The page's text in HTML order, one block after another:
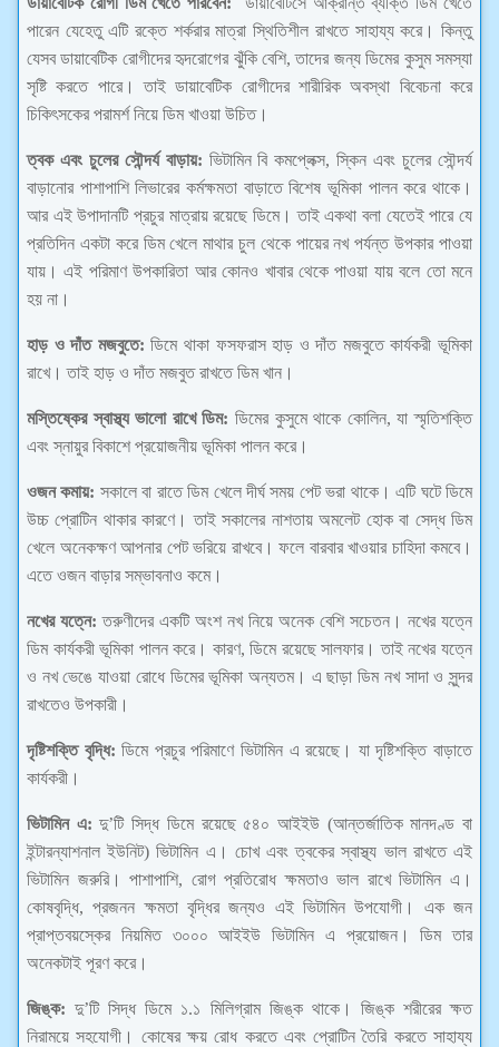
পারেন যেহেতু এটি রক্তে শর্করার মাত্রা স্থিতিশীল রাখতে সাহায্য করে। কিন্তু
যেসব ডায়াবেটিক রোগীদের হৃদরোগের ঝুঁকি বেশি, তাদের জন্য ডিমের কুসুম সমস্যা
সৃষ্টি করতে পারে। তাই ডায়াবেটিক রোগীদের শারীরিক অবস্থা বিবেচনা করে
চিকিৎসকের পরামর্শ নিয়ে ডিম খাওয়া উচিত।
ত্বক এবং চুলের সৌন্দর্য বাড়ায়: ভিটামিন বি কমপ্লেক্স, স্কিন এবং চুলের সৌন্দর্য
বাড়ানোর পাশাপাশি লিভারের কর্মক্ষমতা বাড়াতে বিশেষ ভূমিকা পালন করে থাকে।
আর এই উপাদানটি প্রচুর মাত্রায় রয়েছে ডিমে। তাই একথা বলা যেতেই পারে যে
প্রতিদিন একটা করে ডিম খেলে মাথার চুল থেকে পায়ের নখ পর্যন্ত উপকার পাওয়া
যায়। এই পরিমাণ উপকারিতা আর কোনও খাবার থেকে পাওয়া যায় বলে তো মনে
হয় না।
হাড় ও দাঁত মজবুতে: ডিমে থাকা ফসফরাস হাড় ও দাঁত মজবুতে কার্যকরী ভূমিকা
রাখে। তাই হাড় ও দাঁত মজবুত রাখতে ডিম খান।
মস্তিষ্কের স্বাস্থ্য ভালো রাখে ডিম: ডিমের কুসুমে থাকে কোলিন, যা স্মৃতিশক্তি
এবং স্নায়ুর বিকাশে প্রয়োজনীয় ভূমিকা পালন করে।
ওজন কমায়: সকালে বা রাতে ডিম খেলে দীর্ঘ সময় পেট ভরা থাকে। এটি ঘটে ডিমে
উচ্চ প্রোটিন থাকার কারণে। তাই সকালের নাশতায় অমলেট হোক বা সেদ্ধ ডিম
খেলে অনেকক্ষণ আপনার পেট ভরিয়ে রাখবে। ফলে বারবার খাওয়ার চাহিদা কমবে।
এতে ওজন বাড়ার সম্ভাবনাও কমে।
নখের যত্নে:তরুণীদের একটি অংশ নখ নিয়ে অনেক বেশি সচেতন। নখের যত্নে
ডিম কার্যকরী ভূমিকা পালন করে। কারণ, ডিমে রয়েছে সালফার। তাই নখের যত্নে
ও নখ ভেঙে যাওয়া রোধে ডিমের ভূমিকা অন্যতম। এ ছাড়া ডিম নখ সাদা ও সুন্দর
রাখতেও উপকারী।
দৃষ্টিশক্তি বৃদ্ধি: ডিমে প্রচুর পরিমাণে ভিটামিন এ রয়েছে। যা দৃষ্টিশক্তি বাড়াতে
কার্যকরী।
ভিটামিন এ: দু’টি সিদ্ধ ডিমে রয়েছে ৫৪০ আইইউ (আন্তর্জাতিক মানদণ্ড বা
ইন্টারন্যাশনাল ইউনিট) ভিটামিন এ। চোখ এবং ত্বকের স্বাস্থ্য ভাল রাখতে এই
ভিটামিন জরুরি। পাশাপাশি, রোগ প্রতিরোধ ক্ষমতাও ভাল রাখে ভিটামিন এ।
কোষবৃদ্ধি, প্রজনন ক্ষমতা বৃদ্ধির জন্যও এই ভিটামিন উপযোগী। এক জন
প্রাপ্তবয়স্কের নিয়মিত ৩০০০ আইইউ ভিটামিন এ প্রয়োজন। ডিম তার
অনেকটাই পূরণ করে।
জিঙ্ক:দু’টি সিদ্ধ ডিমে ১.১ মিলিগ্রাম জিঙ্ক থাকে। জিঙ্ক শরীরের ক্ষত
নিরাময়ে সহযোগী। কোষের ক্ষয় রোধ করতে এবং প্রোটিন তৈরি করতে সাহায্য